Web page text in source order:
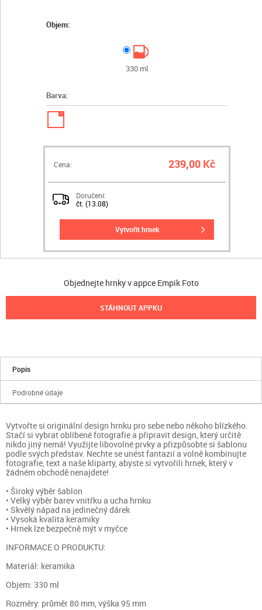
Objem:
330 ml
Barva:
✓
Cena: 239,00 Kč
Doručení:
čt. (13.08)
vytvořit hrnek
Objednejte hrnky v appce Empik Foto
STÁHNOUT APPKU
Popis
Podrobné údaje
Vytvořte si originální design hrnku pro sebe nebo někoho blízkého.
Stačí si vybrat oblíbené fotografie a připravit design, který určitě
nikdo jiný nemá! Využijte libovolné prvky a přizpůsobte si šablonu
podle svých představ. Nechte se unést fantazií a volně kombinujte
fotografie, text a naše kliparty, abyste si vytvořili hrnek, který v
žádném obchodě nenajdete!
• Široký výběr šablon
• Velký výběr barev vnitřku a ucha hrnku
• Skvělý nápad na jedinečný dárek
• Vysoká kvalita keramiky
• Hrnek lze bezpečně mýt v myčce
INFORMACE O PRODUKTU:
Materiál: keramika
Objem: 330 ml
Rozměry: průměr 80 mm, výška 95 mm